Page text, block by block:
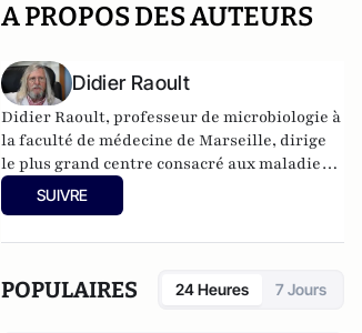
A PROPOS DES AUTEURS
Didier Raoult
Didier Raoult, professeur de microbiologie à
la faculté de médecine de Marseille, dirige
le plus grand centre consacré aux maladies
infectieuses, l'IHU Méditerranée Infection.
Le professeur Raoult est un des
plus cités. Avec son équipe à Marseille, il a
décrit des virus complexes, et il a été lauréat
SUIVRE
POPULAIRES 24 Heures 7 Jours